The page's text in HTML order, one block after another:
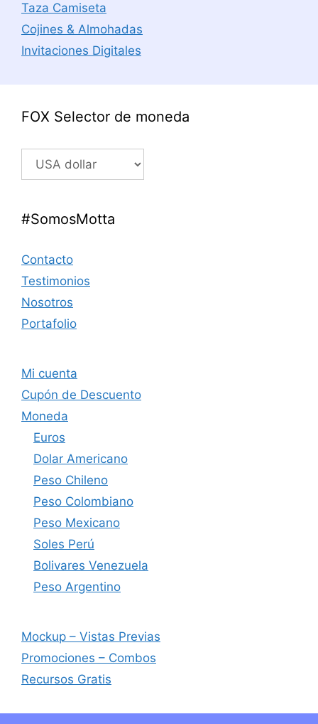
Taza Camiseta
Cojines & Almohadas
Invitaciones Digitales
FOX Selector de moneda
#SomosMotta
Contacto
Testimonios
Nosotros
Portafolio
Mi cuenta
Cupón de Descuento
Moneda
Euros
Dolar Americano
Peso Chileno
Peso Colombiano
Peso Mexicano
Soles Perú
Bolivares Venezuela
Peso Argentino
Mockup – Vistas Previas
Promociones – Combos
Recursos Gratis